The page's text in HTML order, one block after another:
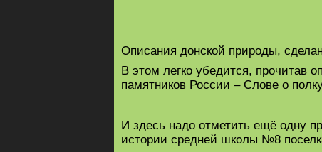
Описания донской природы,
В этом легко убедится, прочитав
памятников России – Слове о
И здесь надо отметить ещё одну
истории средней школы №8